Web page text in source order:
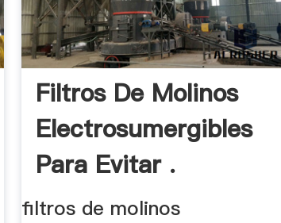
Filtros De Molinos
Electrosumergibles
Para Evitar .
filtros de molinos